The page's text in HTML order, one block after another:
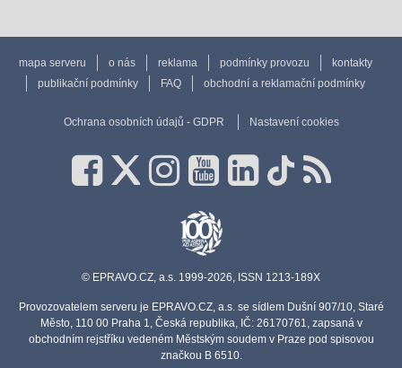
mapa serveru o nás reklama podmínky provozu
kontakty
publikační podmínky
FAQ obchodní a reklamační podmínky
Ochrana osobních údajů - GDPR Nastavení cookies
© EPRAVO.CZ, a.s. 1999-2026, ISSN 1213-189X
Provozovatelem serveru je EPRAVO.CZ, a.s. se sídlem Dušní 907/10, Staré
Město, 110 00 Praha 1, Česká republika, IČ: 26170761, zapsaná v
obchodním rejstříku vedeném Městským soudem v Praze pod spisovou
značkou B 6510.